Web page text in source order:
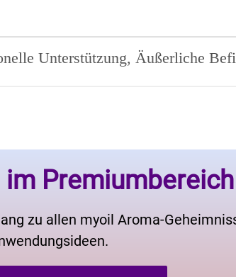
Unterstützung, Äußerliche
Premiumbereich
zu allen myoil Aroma-